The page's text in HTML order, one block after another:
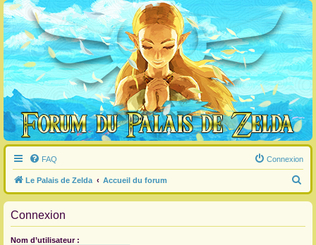
FAQ Connexion
Le Palais de Zelda Accueil du forum
e
Connexion
Nom d’utilisateur :